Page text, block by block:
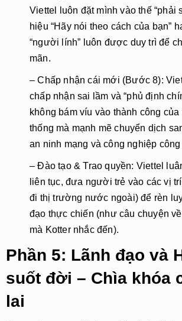
Viettel luôn đặt mình vào thế “phải
hiệu “Hãy nói theo cách của bạn”
“người lính” luôn được duy trì để
mãn.
– Chấp nhận cái mới (Bước 8):
chấp nhận sai lầm và “phủ định
không bám víu vào thành công
thống mà mạnh mẽ chuyển dịch
an ninh mạng và công nghiệp
– Đào tạo & Trao quyền: Viettel
liên tục, đưa người trẻ vào các vị
đi thị trường nước ngoài) để rèn
đạo thực chiến (như câu chuyện
mà Kotter nhắc đến).
Phần 5: Lãnh đạo và
suốt đời – Chìa khóa
lai